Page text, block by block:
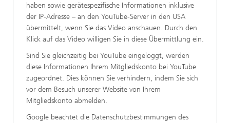
haben sowie gerätespezifische Informationen inklusive
der IP-Adresse – an den YouTube-Server in den USA
übermittelt, wenn Sie das Video anschauen. Durch den
Klick auf das Video willigen Sie in diese Übermittlung ein.
Sind Sie gleichzeitig bei YouTube eingeloggt, werden
diese Informationen Ihrem Mitgliedskonto bei YouTube
zugeordnet. Dies können Sie verhindern, indem Sie sich
vor dem Besuch unserer Website von Ihrem
Mitgliedskonto abmelden.
Google beachtet die Datenschutzbestimmungen des